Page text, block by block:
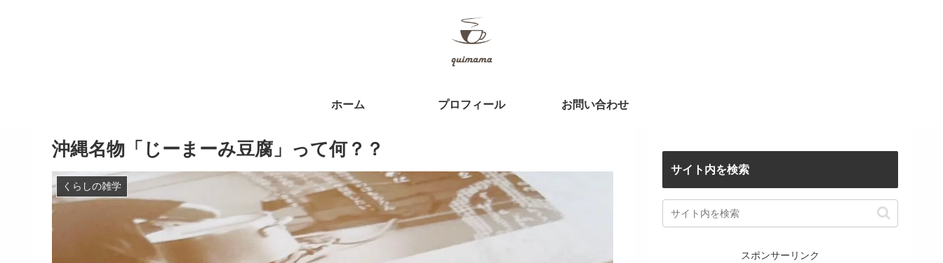
ホーム プロフィール お問い合わせ
沖縄名物「じーまーみ豆腐」って何？？
くらしの雑学
サイト内を検索
スポンサーリンク